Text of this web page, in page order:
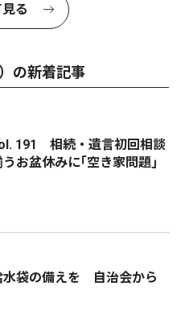
る
の新着記事
191 相続・遺言初回相談
お盆休みに｢空き家問題｣
水袋の備えを 自治会から